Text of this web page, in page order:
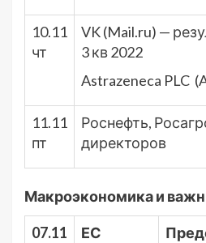
10.11
чт
VK (Mail.ru) —
3 кв 2022
Astrazeneca PLC
11.11
пт
Роснефть,
директоров
Макроэкономика и
07.11
ЕС